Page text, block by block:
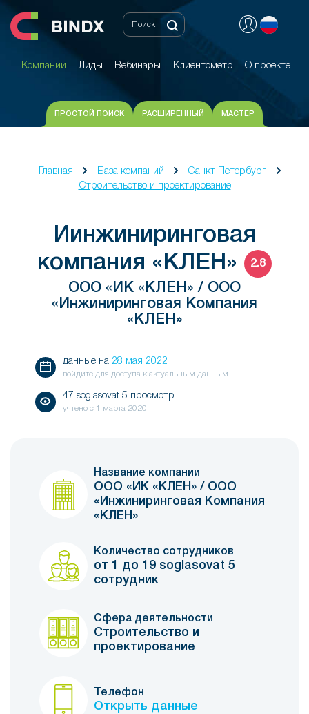
Компании Лиды Вебинары Клиентометр О проекте
Компании Лиды Вебинары Клиентометр О проекте
ПРОСТОЙ ПОИСК РАСШИРЕННЫЙ МАСТЕР
Главная База компаний
Санкт-Петербург
Строительство и проектирование
Иинжиниринговая
компания «КЛЕН»
2.8
ООО «ИК «КЛЕН» / ООО
«Инжиниринговая Компания
«КЛЕН»
данные на 28 мая 2022
войдите для доступа к актуальным данным
47 soglasovat 5 просмотр
учтено с 1 марта 2020
Название компании
ООО «ИК «КЛЕН» / ООО
«Инжиниринговая Компания
«КЛЕН»
Количество сотрудников
от 1 до 19 soglasovat 5
сотрудник
Сфера деятельности
Строительство и
проектирование
Телефон
Открыть данные